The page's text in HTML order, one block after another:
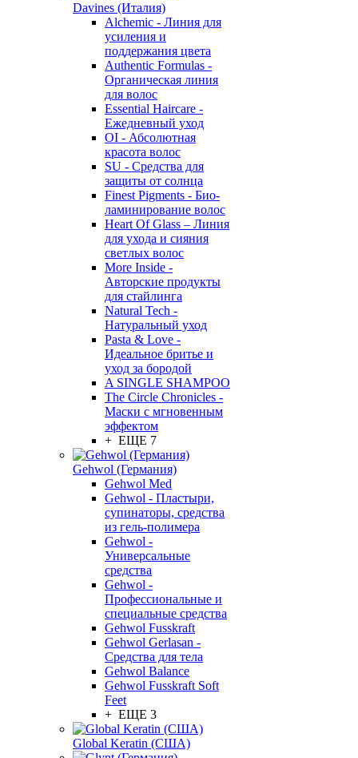
Davines (Италия)
Alchemic - Линия для
усиления и
поддержания цвета
Authentic Formulas -
Органическая линия
для волос
Essential Haircare -
Eжедневный уход
OI - Абсолютная
красота волос
SU - Средства для
защиты от солнца
Finest Pigments - Био-
ламинирование волос
Heart Of Glass – Линия
для ухода и сияния
светлых волос
More Inside -
Авторские продукты
для стайлинга
Natural Tech -
Натуральный уход
Pasta & Love -
Идеальное бритье и
уход за бородой
A SINGLE SHAMPOO
The Circle Chronicles -
Маски с мгновенным
эффектом
+ ЕЩЕ 7
Gehwol (Германия)
Gehwol Med
Gehwol - Пластыри,
супинаторы, средства
из гель-полимера
Gehwol -
Универсальные
средства
Gehwol -
Профессиональные и
специальные средства
Gehwol Fusskraft
Gehwol Gerlasan -
Средства для тела
Gehwol Balance
Gehwol Fusskraft Soft
Feet
+ ЕЩЕ 3
Global Keratin (США)